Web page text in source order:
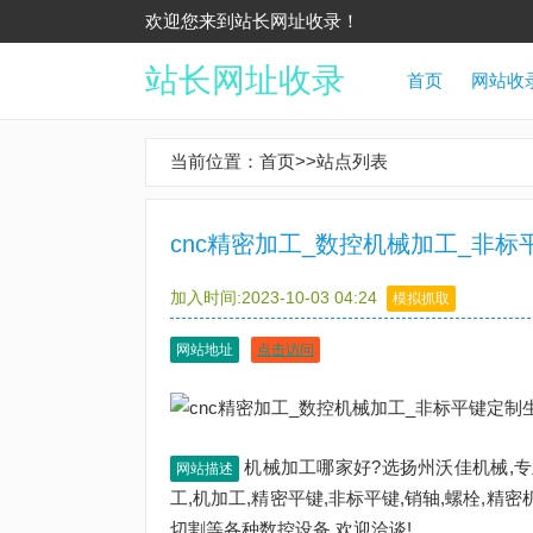
欢迎您来到站长网址收录！
站长网址收录 首页 网站收
当前位置： 首页>>站点列表
cnc精密加工_数控机械加工_非标
加入时间:2023-10-03 04:24 模拟抓取
网站地址 点击访问
网站描述
机械加工哪家好?选扬州沃佳机械,
工,机加工,精密平键,非标平键,销轴,螺栓,精